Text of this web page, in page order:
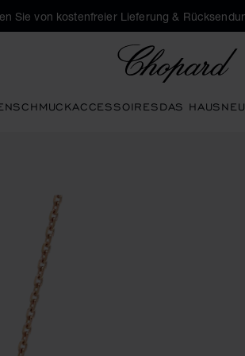
Sie von kostenfreier Lieferung &
SCHMUCKACCESSOIRESDAS HAUS